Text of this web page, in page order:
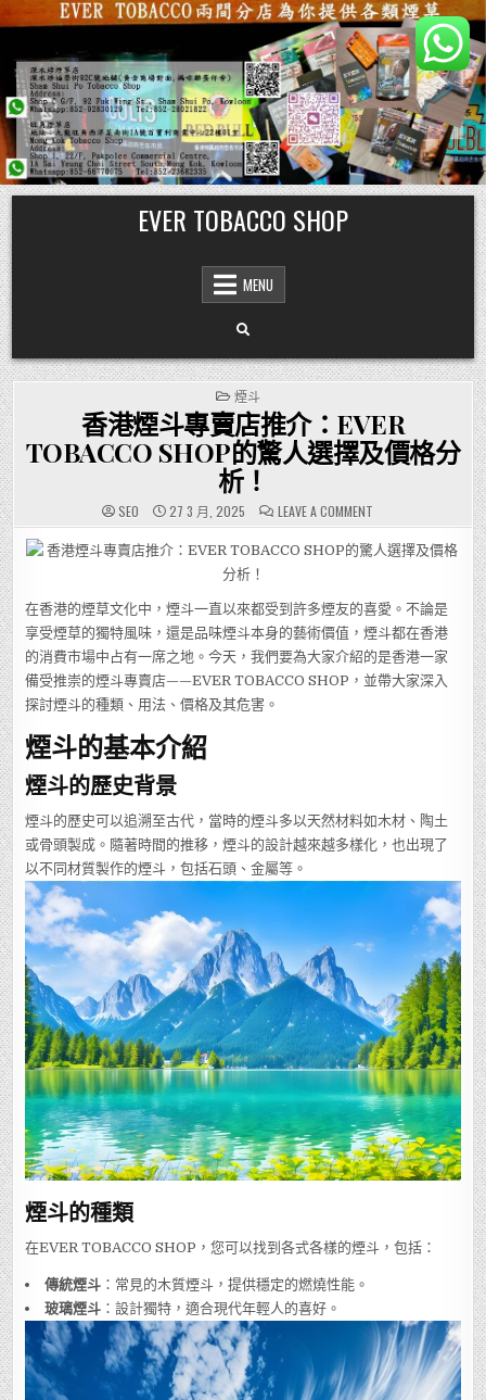
Skip
to
content
EVER TOBACCO SHOP
MENU
POSTED
IN
煙斗
香港煙斗專賣店推介：EVER
TOBACCO SHOP的驚人選擇及價格分
析！
SEO 27 3 月, 2025 LEAVE A COMMENT
香
煙
斗
店
推
介：
EVER
TOBACCO
SHOP
的
驚
在香港的煙草文化中，煙斗一直以來都受到許多煙友的喜愛。不論是
享受煙草的獨特風味，還是品味煙斗本身的藝術價值，煙斗都在香港
的消費市場中占有一席之地。今天，我們要為大家介紹的是香港一家
備受推崇的煙斗專賣店——EVER TOBACCO SHOP，並帶大家深入
探討煙斗的種類、用法、價格及其危害。
煙斗的基本介紹
煙斗的歷史背景
煙斗的歷史可以追溯至古代，當時的煙斗多以天然材料如木材、陶土
或骨頭製成。隨著時間的推移，煙斗的設計越來越多樣化，也出現了
以不同材質製作的煙斗，包括石頭、金屬等。
煙斗的種類
在EVER TOBACCO SHOP，您可以找到各式各樣的煙斗，包括：
傳統煙斗 ：常見的木質煙斗，提供穩定的燃燒性能。
玻璃煙斗 ：設計獨特，適合現代年輕人的喜好。